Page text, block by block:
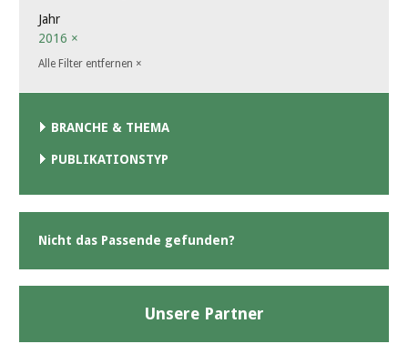
Jahr
2016 ×
Alle Filter entfernen ×
BRANCHE & THEMA
PUBLIKATIONSTYP
Nicht das Passende gefunden?
Unsere Partner